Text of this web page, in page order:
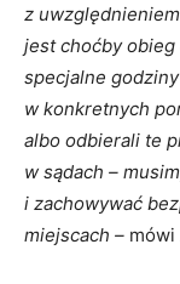
z
jest choćby obieg
specjalne
w konkretnych
albo odbierali te
w sądach –
i zachowywać
miejscach – mówi